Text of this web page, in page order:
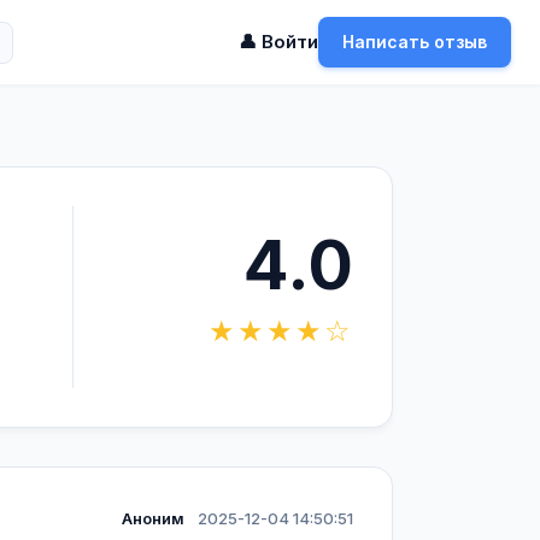
👤 Войти Написать отзыв
4.0
★★★★☆
Аноним
2025-12-04 14:50:51